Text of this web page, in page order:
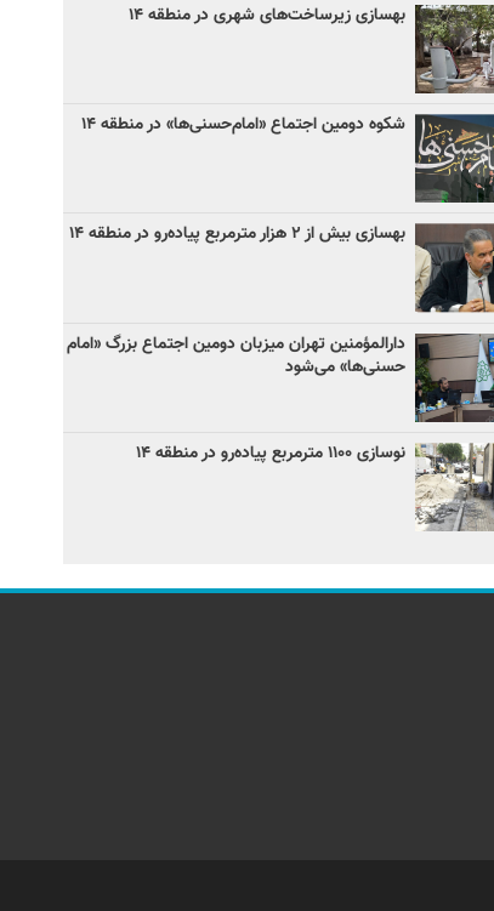
بهسازی زیرساخت‌های شهری در منطقه ۱۴
شکوه دومین اجتماع «امام‌حسنی‌ها» در منطقه ۱۴
بهسازی بیش از ۲ هزار مترمربع پیاده‌رو در منطقه ۱۴
دارالمؤمنین تهران میزبان دومین اجتماع بزرگ «امام
حسنی‌ها» می‌شود
نوسازی ۱۱۰۰ مترمربع پیاده‌رو در منطقه ۱۴